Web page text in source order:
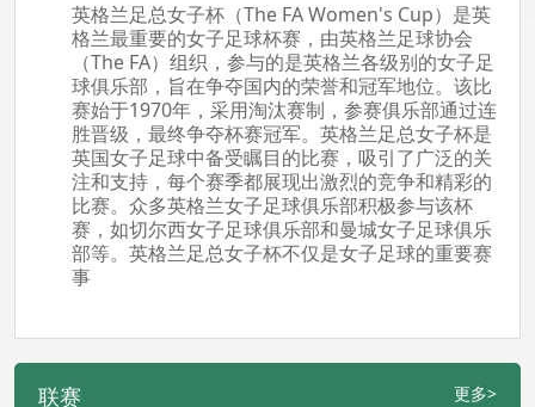
英格兰足总女子杯（The FA Women's Cup）是英
格兰最重要的女子足球杯赛，由英格兰足球协会
（The FA）组织，参与的是英格兰各级别的女子足
球俱乐部，旨在争夺国内的荣誉和冠军地位。该比
赛始于1970年，采用淘汰赛制，参赛俱乐部通过连
胜晋级，最终争夺杯赛冠军。英格兰足总女子杯是
英国女子足球中备受瞩目的比赛，吸引了广泛的关
注和支持，每个赛季都展现出激烈的竞争和精彩的
比赛。众多英格兰女子足球俱乐部积极参与该杯
赛，如切尔西女子足球俱乐部和曼城女子足球俱乐
部等。英格兰足总女子杯不仅是女子足球的重要赛
事
联赛 更多>